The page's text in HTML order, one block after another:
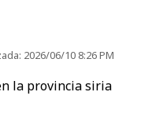
2026/06/10 8:26 PM